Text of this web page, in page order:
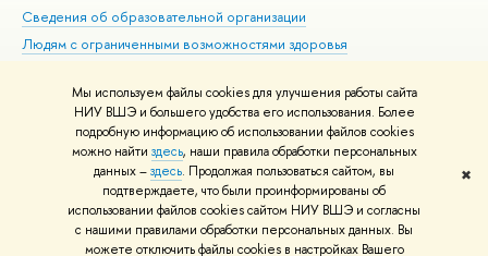
Мы используем файлы cookies для улучшения работы сайта
НИУ ВШЭ и большего удобства его использования. Более
подробную информацию об использовании файлов cookies
можно найти здесь, наши правила обработки персональных
данных –здесь. Продолжая пользоваться сайтом, вы
подтверждаете, что были проинформированы об
использовании файлов cookies сайтом НИУ ВШЭ и согласны
с нашими правилами обработки персональных данных. Вы
можете отключить файлы cookies в настройках Вашего
✖
Сведения об образовательной организации
Людям с ограниченными возможностями здоровья
Работа в Вышке
© НИУ ВШЭ 1993–2026 Адреса и контакты Условия использования
материалов Политика конфиденциальности Карта сайта
Шрифты HSE Sans и HSE Slab разработаны вШколе дизайна НИУ ВШЭ